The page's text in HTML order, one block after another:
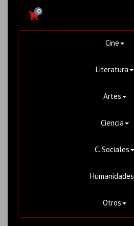
0
Cine
Literatura
Artes
Ciencia
C. Sociales
Humanidades
Otros